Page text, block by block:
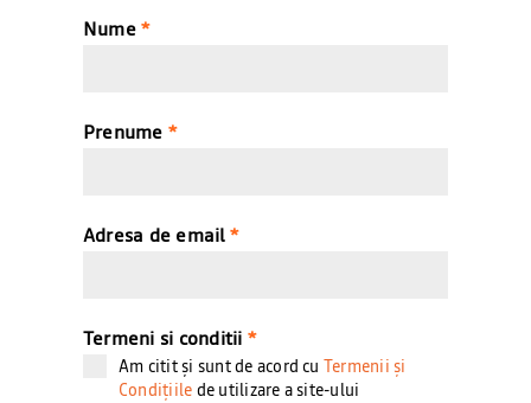
Nume*
Prenume *
Adresa de email*
Termeni si conditii *
Am citit și sunt de acord cu Termenii și
Condițiile de utilizare a site-ului